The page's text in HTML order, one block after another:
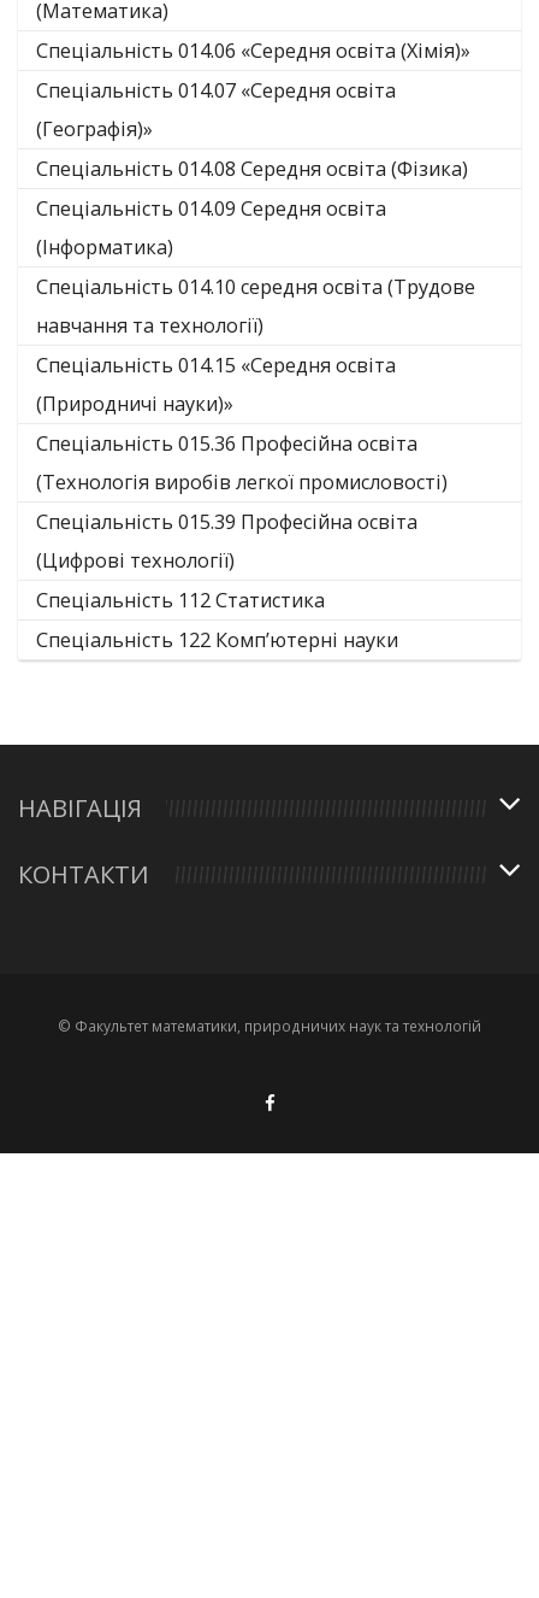
(Математика)
Спеціальність 014.06 «Середня освіта (Хімія)»
Спеціальність 014.07 «Середня освіта
(Географія)»
Спеціальність 014.08 Середня освіта (Фізика)
Спеціальність 014.09 Середня освіта
(Інформатика)
Спеціальність 014.10 середня освіта (Трудове
навчання та технології)
Спеціальність 014.15 «Середня освіта
(Природничі науки)»
Спеціальність 015.36 Професійна освіта
(Технологія виробів легкої промисловості)
Спеціальність 015.39 Професійна освіта
(Цифрові технології)
Спеціальність 112 Статистика
Спеціальність 122 Комп’ютерні науки
НАВІГАЦІЯ
КОНТАКТИ
© Факультет математики, природничих наук та технологій